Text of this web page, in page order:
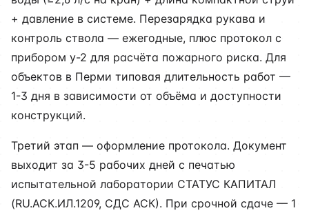
+ давление в системе. Перезарядка рукава и
контроль ствола — ежегодные, плюс протокол с
прибором у-2 для расчёта пожарного риска. Для
объектов в Перми типовая длительность работ —
1-3 дня в зависимости от объёма и доступности
конструкций.
Третий этап — оформление протокола. Документ
выходит за 3-5 рабочих дней с печатью
испытательной лаборатории СТАТУС КАПИТАЛ
(RU.АСК.ИЛ.1209, СДС АСК). При срочной сдаче — 1